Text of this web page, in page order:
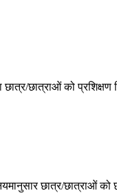
छात्राओं को प्रशिक्षण
छात्र/छात्राओं को